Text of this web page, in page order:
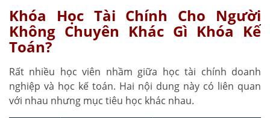
Khóa Học Tài Chính Cho Người
Không Chuyên Khác Gì Khóa Kế
Toán?
Rất nhiều học viên nhầm giữa học tài chính doanh
nghiệp và học kế toán. Hai nội dung này có liên quan
với nhau nhưng mục tiêu học khác nhau.